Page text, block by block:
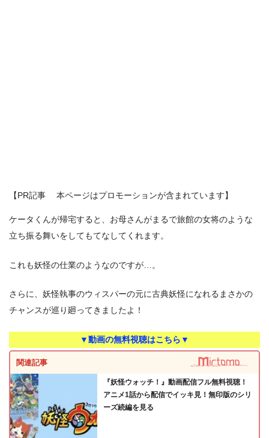
【PR記事 本ページはプロモーションが含まれています】
ケータくんが帰宅すると、お母さんがまるで旅館の女将のような
立ち振る舞いをしてもてなしてくれます。
これも妖怪の仕業のようなのですが…。
さらに、妖怪執事のウィスパーの元に古典妖怪になれるまさかの
チャンスが巡り廻ってきましたよ！
▼動画の無料視聴はこちら▼
関連記事
『妖怪ウォッチ！』動画配信フル無料視聴！
アニメ1話から配信でイッキ見！無印版のシリ
ーズ続編を見る